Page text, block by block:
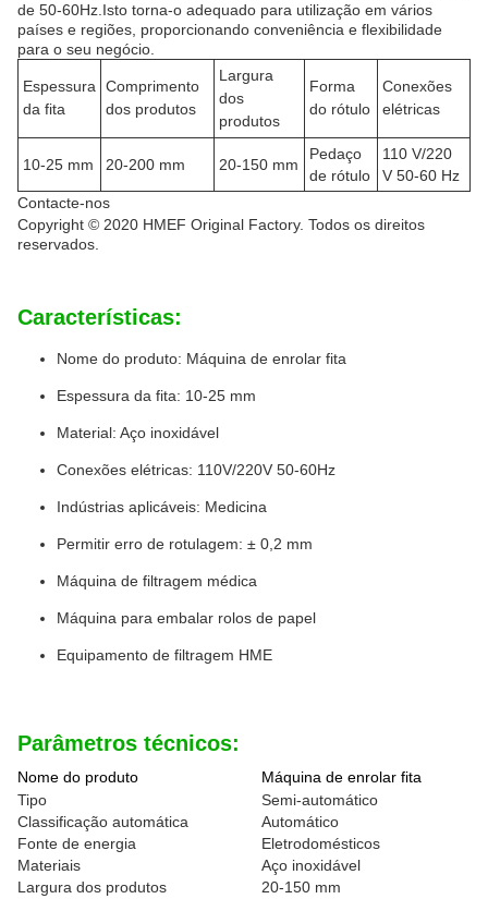
de 50-60Hz.Isto torna-o adequado para utilização em vários
países e regiões, proporcionando conveniência e flexibilidade
para o seu negócio.
Espessura
da fita
Comprimento
dos produtos
Largura
dos
produtos
Forma
do rótulo
Conexões
elétricas
10-25 mm 20-200 mm 20-150 mm
Pedaço
de rótulo
110 V/220
V 50-60 Hz
Contacte-nos
Copyright © 2020 HMEF Original Factory. Todos os direitos
reservados.
Características:
Nome do produto: Máquina de enrolar fita
Espessura da fita: 10-25 mm
Material: Aço inoxidável
Conexões elétricas: 110V/220V 50-60Hz
Indústrias aplicáveis: Medicina
Permitir erro de rotulagem: ± 0,2 mm
Máquina de filtragem médica
Máquina para embalar rolos de papel
Equipamento de filtragem HME
Parâmetros técnicos:
Nome do produto
Máquina de enrolar fita
Tipo
Semi-automático
Classificação automática
Automático
Fonte de energia
Eletrodomésticos
Materiais
Aço inoxidável
Largura dos produtos
20-150 mm